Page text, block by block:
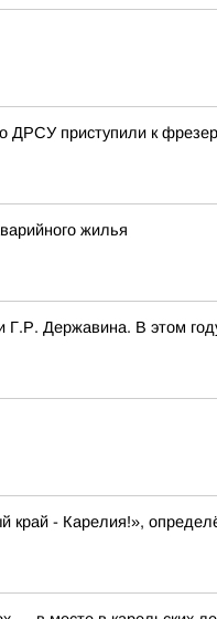
приступили к
жилья
Державина. В этом
край - Карелия!»,